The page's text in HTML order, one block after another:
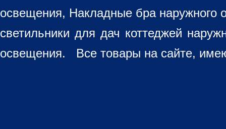
освещения, Накладные бра наружного
светильники для дач коттеджей
освещения. Все товары на сайте,